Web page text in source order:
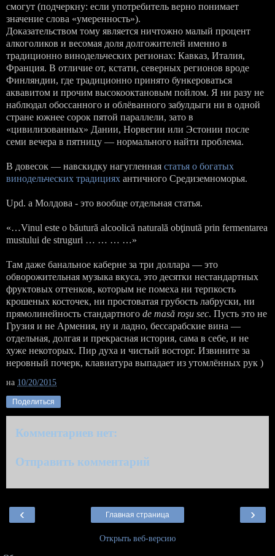
смогут (подчеркну: если употребитель верно понимает
значение слова «умеренность»).
Доказательством тому является ничтожно малый процент
алкоголиков и весомая доля долгожителей именно в
традиционно винодельческих регионах: Кавказ, Италия,
Франция. В отличие от, кстати, северных регионов вроде
Финляндии, где традиционно принято бункероваться
аквавитом и прочим высокооктановым пойлом. Я ни разу не
наблюдал обоссанного и облёванного забулдыги ни в одной
стране южнее сорок пятой параллели, зато в
«цивилизованных» Дании, Норвегии или Эстонии после
семи вечера в пятницу — нормального найти проблема.
В довесок — навскидку нагугленная статья о богатых
винодельческих традициях античного Средиземноморья.
Upd. а Молдова - это вообще отдельная статья.
«…Vinul este o băutură alcoolică naturală obţinută prin fermentarea
mustului de struguri … … … …»
Там даже банальное каберне за три доллара — это
обворожительная музыка вкуса, это десятки нестандартных
фруктовых оттенков, которым не помеха ни терпкость
крошеных косточек, ни простоватая грубость лабруски, ни
прямолинейность стандартного de masă roşu sec. Пусть это не
Грузия и не Армения, ну и ладно, бессарабские вина —
отдельная, долгая и прекрасная история, сама в себе, и не
хуже некоторых. Пир духа и чистый восторг. Извините за
неровный почерк, клавиатура выпадает из утомлённых рук )
на 10/20/2015
Поделиться
Комментариев нет:
Отправить комментарий
‹ ›
Главная страница
Открыть веб-версию